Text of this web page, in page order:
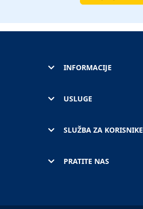
INFORMACIJE
USLUGE
SLUŽBA ZA KORISNIKE
PRATITE NAS